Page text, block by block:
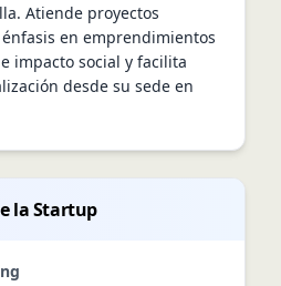
Atiende proyectos
en emprendimientos
impacto social y facilita
desde su sede en
la Startup